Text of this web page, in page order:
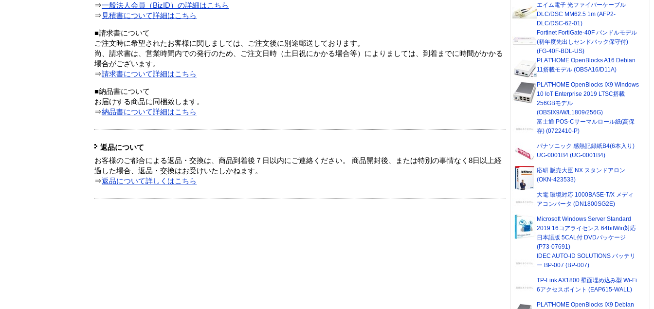
⇒一般法人会員（BizID）の詳細はこちら
⇒ 見積書について詳細はこちら
■請求書について
ご注文時に希望されたお客様に関しましては、ご注文後に別途郵送しております。
尚、請求書は、営業時間内での発行のため、ご注文日時（土日祝にかかる場合等）によりましては、到着までに時間がかかる
場合がございます。
⇒請求書について詳細はこちら
■納品書について
お届けする商品に同梱致します。
⇒納品書について詳細はこちら
返品について
お客様のご都合による返品・交換は、商品到着後７日以内にご連絡ください。 商品開封後、または特別の事情なく8日以上経
過した場合、返品・交換はお受けいたしかねます。
⇒返品について詳しくはこちら
エイム電子 光ファイバーケーブル
DLC/DSC MM62.5 1m (AFP2-
DLC/DSC-62-01)
Fortinet FortiGate-40F バンドルモデル
(初年度先出しセンドバック保守付)
(FG-40F-BDL-US)
PLAT'HOME OpenBlocks A16 Debian
11搭載モデル (OBSA16/D11A)
PLAT'HOME OpenBlocks IX9 Windows
10 IoT Enterprise 2019 LTSC搭載
256GBモデル
(OBSIX9/W/L1809/256G)
富士通 POS-Cサーマルロール紙(高保
存) (0722410-P)
パナソニック 感熱記録紙B4(6本入り)
UG-0001B4 (UG-0001B4)
応研 販売大臣 NX スタンドアロン
(OKN-423533)
大電 環境対応 1000BASE-T/X メディ
アコンバータ (DN1800SG2E)
Microsoft Windows Server Standard
2019 16コアライセンス 64bitWin対応
日本語版 5CAL付 DVDパッケージ
(P73-07691)
IDEC AUTO-ID SOLUTIONS バッテリ
ー BP-007 (BP-007)
TP-Link AX1800 壁面埋め込み型 Wi-Fi
6アクセスポイント (EAP615-WALL)
PLAT'HOME OpenBlocks IX9 Debian